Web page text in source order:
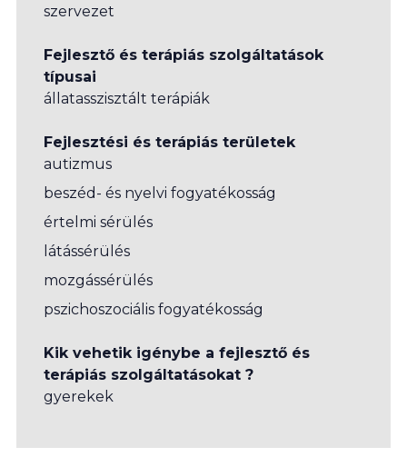
szervezet
Fejlesztő és terápiás szolgáltatások
típusai
állatasszisztált terápiák
Fejlesztési és terápiás területek
autizmus
beszéd- és nyelvi fogyatékosság
értelmi sérülés
látássérülés
mozgássérülés
pszichoszociális fogyatékosság
Kik vehetik igénybe a fejlesztő és
terápiás szolgáltatásokat ?
gyerekek